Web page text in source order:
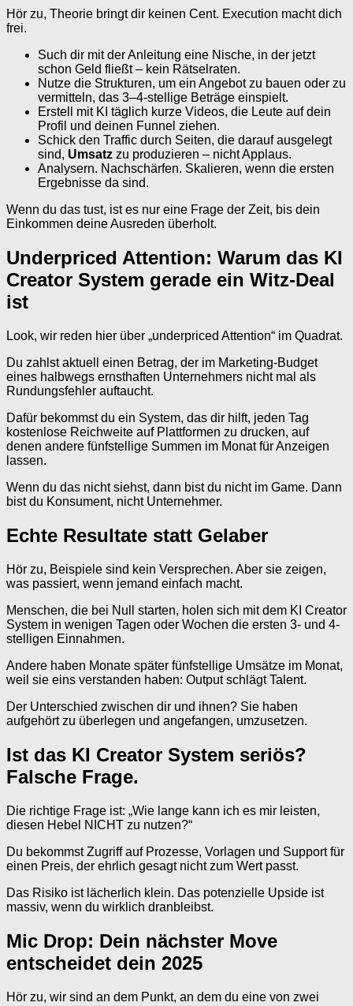
Hör zu, Theorie bringt dir keinen Cent. Execution macht dich
frei.
Such dir mit der Anleitung eine Nische, in der jetzt
schon Geld fließt – kein Rätselraten.
Nutze die Strukturen, um ein Angebot zu bauen oder zu
vermitteln, das 3–4-stellige Beträge einspielt.
Erstell mit KI täglich kurze Videos, die Leute auf dein
Profil und deinen Funnel ziehen.
Schick den Traffic durch Seiten, die darauf ausgelegt
sind, Umsatz zu produzieren – nicht Applaus.
Analysern. Nachschärfen. Skalieren, wenn die ersten
Ergebnisse da sind.
Wenn du das tust, ist es nur eine Frage der Zeit, bis dein
Einkommen deine Ausreden überholt.
Underpriced Attention: Warum das KI
Creator System gerade ein Witz-Deal
ist
Look, wir reden hier über „underpriced Attention“ im Quadrat.
Du zahlst aktuell einen Betrag, der im Marketing-Budget
eines halbwegs ernsthaften Unternehmers nicht mal als
Rundungsfehler auftaucht.
Dafür bekommst du ein System, das dir hilft, jeden Tag
kostenlose Reichweite auf Plattformen zu drucken, auf
denen andere fünfstellige Summen im Monat für Anzeigen
lassen.
Wenn du das nicht siehst, dann bist du nicht im Game. Dann
bist du Konsument, nicht Unternehmer.
Echte Resultate statt Gelaber
Hör zu, Beispiele sind kein Versprechen. Aber sie zeigen,
was passiert, wenn jemand einfach macht.
Menschen, die bei Null starten, holen sich mit dem KI Creator
System in wenigen Tagen oder Wochen die ersten 3- und 4-
stelligen Einnahmen.
Andere haben Monate später fünfstellige Umsätze im Monat,
weil sie eins verstanden haben: Output schlägt Talent.
Der Unterschied zwischen dir und ihnen? Sie haben
aufgehört zu überlegen und angefangen, umzusetzen.
Ist das KI Creator System seriös?
Falsche Frage.
Die richtige Frage ist: „Wie lange kann ich es mir leisten,
diesen Hebel NICHT zu nutzen?“
Du bekommst Zugriff auf Prozesse, Vorlagen und Support für
einen Preis, der ehrlich gesagt nicht zum Wert passt.
Das Risiko ist lächerlich klein. Das potenzielle Upside ist
massiv, wenn du wirklich dranbleibst.
Mic Drop: Dein nächster Move
entscheidet dein 2025
Hör zu, wir sind an dem Punkt, an dem du eine von zwei